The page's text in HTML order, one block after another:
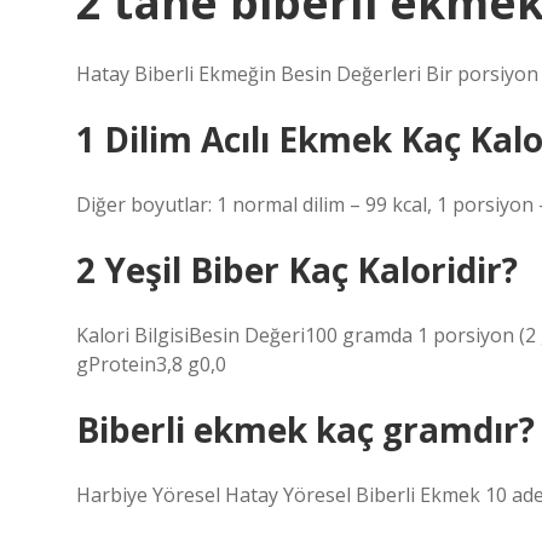
Hatay Biberli Ekmeğin Besin Değerleri Bir
1 Dilim Acılı Ekmek Kaç
Diğer boyutlar: 1 normal dilim – 99 kcal, 1 porsiyon
2 Yeşil Biber Kaç Kaloridir?
Kalori BilgisiBesin Değeri100 gramda 1 porsiyon
gProtein3,8 g0,0
Biberli ekmek kaç gramdır?
Harbiye Yöresel Hatay Yöresel Biberli Ekmek 10